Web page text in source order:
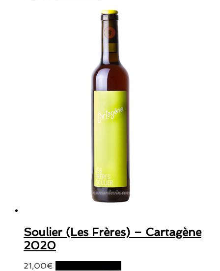
Soulier (Les Frères) – Cartagène
2020
21,00€